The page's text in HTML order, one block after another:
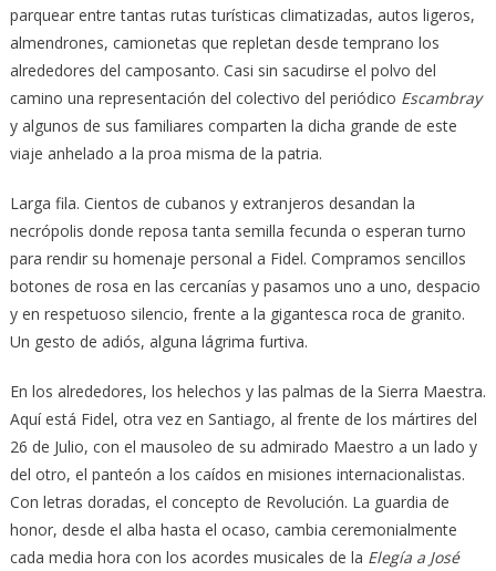
parquear entre tantas rutas turísticas climatizadas, autos ligeros,
almendrones, camionetas que repletan desde temprano los
alrededores del camposanto. Casi sin sacudirse el polvo del
camino una representación del colectivo del periódico Escambray
y algunos de sus familiares comparten la dicha grande de este
viaje anhelado a la proa misma de la patria.
Larga fila. Cientos de cubanos y extranjeros desandan la
necrópolis donde reposa tanta semilla fecunda o esperan turno
para rendir su homenaje personal a Fidel. Compramos sencillos
botones de rosa en las cercanías y pasamos uno a uno, despacio
y en respetuoso silencio, frente a la gigantesca roca de granito.
Un gesto de adiós, alguna lágrima furtiva.
En los alrededores, los helechos y las palmas de la Sierra Maestra.
Aquí está Fidel, otra vez en Santiago, al frente de los mártires del
26 de Julio, con el mausoleo de su admirado Maestro a un lado y
del otro, el panteón a los caídos en misiones internacionalistas.
Con letras doradas, el concepto de Revolución. La guardia de
honor, desde el alba hasta el ocaso, cambia ceremonialmente
cada media hora con los acordes musicales de la Elegía a José